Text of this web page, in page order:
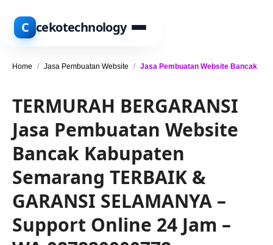
C cekotechnology
Home / Jasa Pembuatan Website / Jasa Pembuatan Website Bancak
TERMURAH BERGARANSI
Jasa Pembuatan Website
Bancak Kabupaten
Semarang TERBAIK &
GARANSI SELAMANYA –
Support Online 24 Jam –